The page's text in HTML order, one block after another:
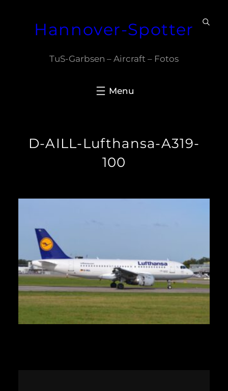
Hannover-Spotter
TuS-Garbsen – Aircraft – Fotos
D-AILL-Lufthansa-A319-
100